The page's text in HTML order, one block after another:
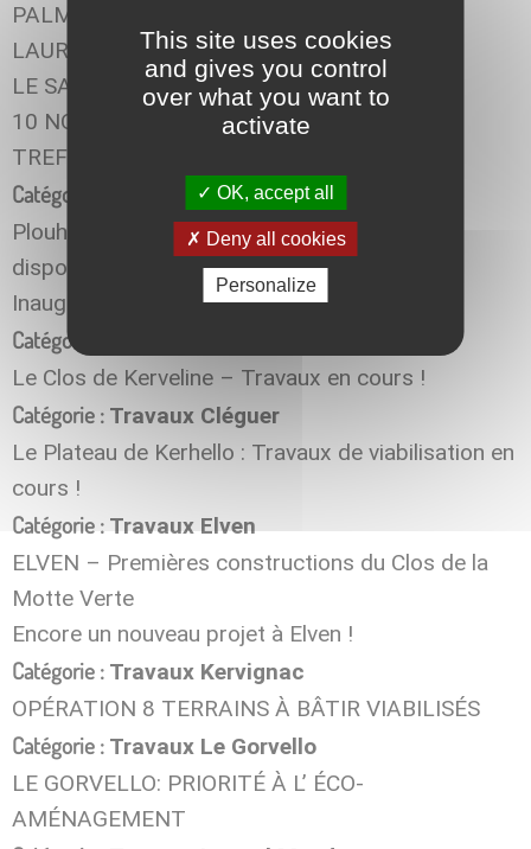
PALMARES PAVILLON BLEU, PLOUHINEC
LAURÉATE 2015
LE SALON DE L’IMMOBILIER DE LORIENT
10 NOUVEAUX LOGEMENTS SOCIAUX A
TREFFLEAN
Catégorie :
Revue de presse
Plouhinec : 15 logements aidées seront
disponibles prochainement !
Inauguration de la résidence Ker-Nevez
Catégorie :
Le Clos de Kerveline – Travaux en cours !
Catégorie : Travaux Cléguer
Le Plateau de Kerhello : Travaux de viabilisation en
cours !
Catégorie : Travaux Elven
ELVEN – Premières constructions du Clos de la
Motte Verte
Encore un nouveau projet à Elven !
Catégorie : Travaux Kervignac
OPÉRATION 8 TERRAINS À BÂTIR VIABILISÉS
Catégorie : Travaux Le Gorvello
LE GORVELLO: PRIORITÉ À L’ ÉCO-
AMÉNAGEMENT
This site uses cookies
and gives you control
over what you want to
activate
OK, accept all
Deny all cookies
Personalize